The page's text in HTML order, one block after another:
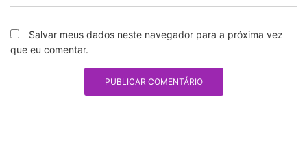
Salvar meus dados neste navegador para a próxima vez
que eu comentar.